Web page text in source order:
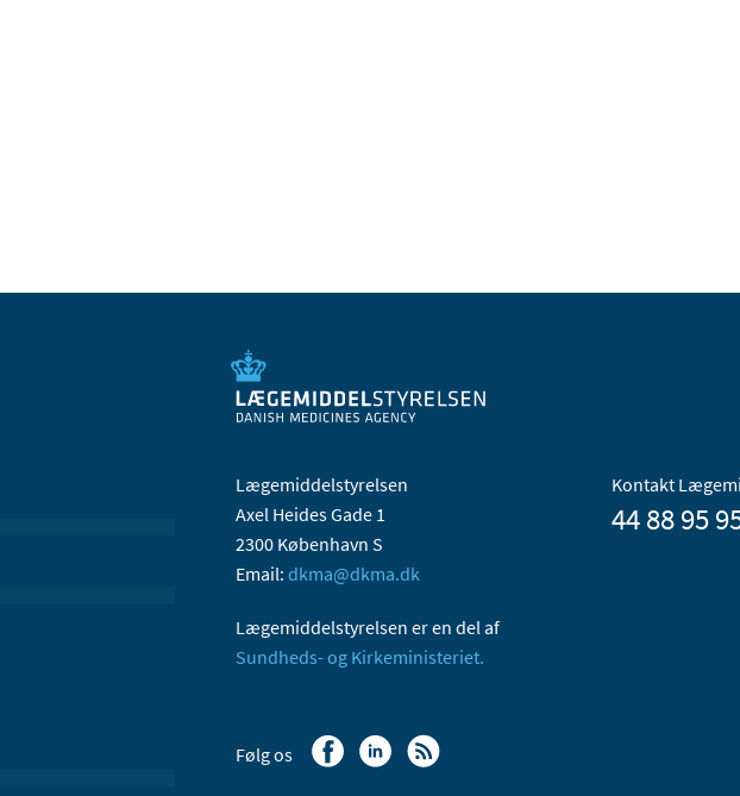
Lægemiddelstyrelsen
Axel Heides Gade 1
2300 København S
Email: dkma@dkma.dk
Lægemiddelstyrelsen er en del af
Sundheds- og Kirkeministeriet.
Kontakt
44 88 95
Følg os